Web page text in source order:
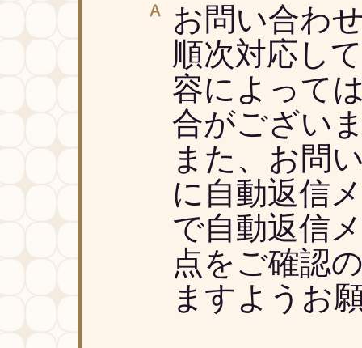
お問い合わ
順次対応し
容によって
合がござい
また、お問
に自動返信
で自動返信
点をご確認
ますようお